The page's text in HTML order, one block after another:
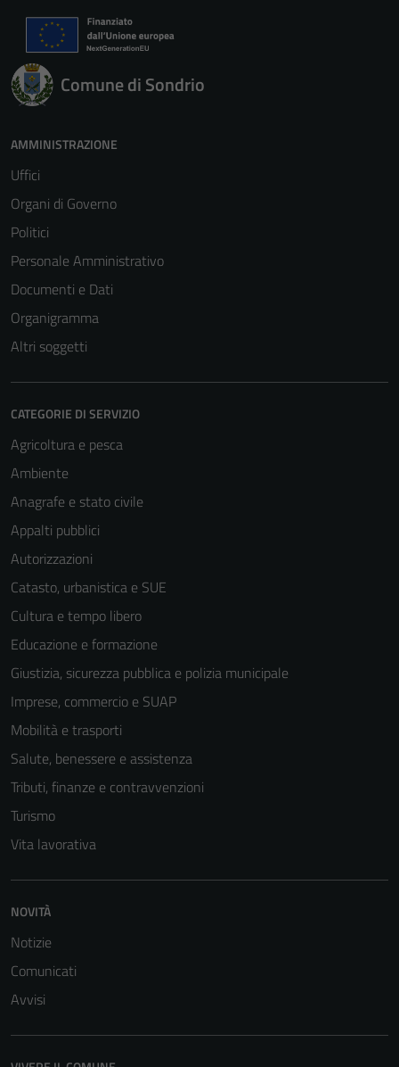
Comune di Sondrio
AMMINISTRAZIONE
Uffici
Organi di Governo
Politici
Personale Amministrativo
Documenti e Dati
Organigramma
Altri soggetti
CATEGORIE DI SERVIZIO
Agricoltura e pesca
Ambiente
Anagrafe e stato civile
Appalti pubblici
Autorizzazioni
Catasto, urbanistica e SUE
Cultura e tempo libero
Educazione e formazione
Giustizia, sicurezza pubblica e polizia municipale
Imprese, commercio e SUAP
Mobilità e trasporti
Salute, benessere e assistenza
Tributi, finanze e contravvenzioni
Turismo
Vita lavorativa
NOVITÀ
Notizie
Comunicati
Avvisi
essere